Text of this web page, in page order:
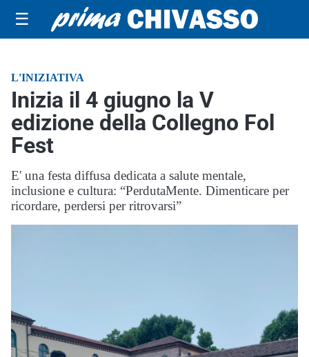
☰
L'INIZIATIVA
Inizia il 4 giugno la V
edizione della Collegno Fol
Fest
E' una festa diffusa dedicata a salute mentale,
inclusione e cultura: “PerdutaMente. Dimenticare per
ricordare, perdersi per ritrovarsi”